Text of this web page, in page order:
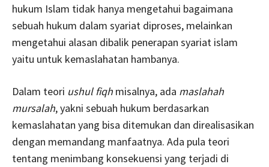
hukum Islam tidak hanya mengetahui bagaimana
sebuah hukum dalam syariat diproses, melainkan
mengetahui alasan dibalik penerapan syariat islam
yaitu untuk kemaslahatan hambanya.
Dalam teori ushul fiqh misalnya, ada maslahah
mursalah, yakni sebuah hukum berdasarkan
kemaslahatan yang bisa ditemukan dan direalisasikan
dengan memandang manfaatnya. Ada pula teori
tentang menimbang konsekuensi yang terjadi di